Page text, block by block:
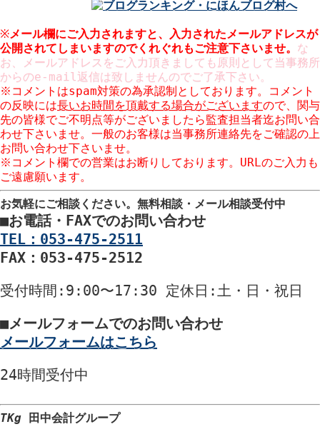
※メール欄にご入力されますと、入力された メールアドレスが
公開 されてしまいますのでくれぐれもご注意下さいませ。 な
お、メールアドレスをご入力頂きましても原則として当事務所
からのe-mail返信は致しませんのでご了承下さい。
※コメントはspam対策の為承認制としております。コメント
の反映には長いお時間を頂戴する場合がございますので、関与
先の皆様でご不明点等がございましたら監査担当者迄お問い合
わせ下さいませ。一般のお客様は当事務所連絡先をご確認の上
お問い合わせ下さいませ。
※コメント欄での営業はお断りしております。URLのご入力も
ご遠慮願います。
お気軽にご相談ください。 無料相談・メール相談受付中
■お電話・FAXでのお問い合わせ
TEL：053-475-2511
FAX：053-475-2512
受付時間 :9:00〜17:30 定休日 :土・日・祝日
■メールフォームでのお問い合わせ
メールフォームはこちら
24時間受付中
TKg 田中会計グループ